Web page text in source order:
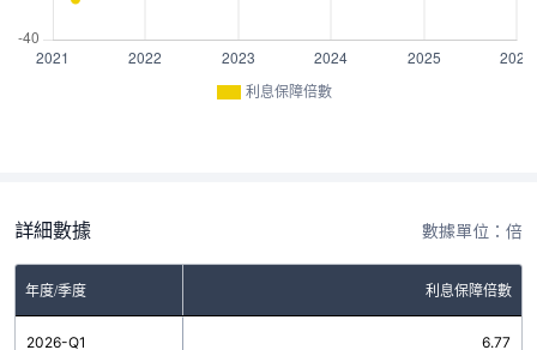
利息保障倍數
詳細數據 數據單位：倍
年度/季度 利息保障倍數
2026-Q1 6.77